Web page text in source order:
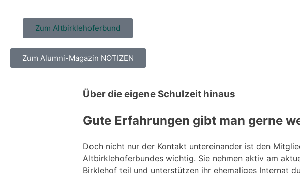
Zum Altbirklehoferbund
Zum Alumni-Magazin NOTIZEN
Über die eigene Schulzeit hinaus
Gute Erfahrungen gibt man gerne
Doch nicht nur der Kontakt untereinander ist den
Altbirklehoferbundes wichtig. Sie nehmen aktiv am
Birklehof teil und unterstützen ihr ehemaliges Internat